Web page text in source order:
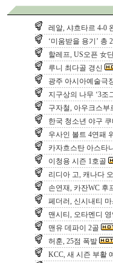
레알, 샤흐타르 4-0
‘미움받을 용기’ 총
할레프, US오픈 女
루니 최다골 경신
광주 아시아예술극
지구상의 나무 ‘3조
구자철, 아우크스부
한국 청소년 야구
우사인 볼트 4연패
카자흐스탄 아스타
이청용 시즌 1호골
리디아 고, 캐나다
손연재, 카잔WC 후
페더러, 신시내티
맨시티, 오타멘디 영
맨유 데파이 2골
허훈, 25점 폭발
KCC, 새 시즌 부활